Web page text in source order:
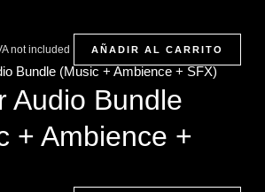
not included AÑADIR AL CARRITO
Audio Bundle
+ Ambience +